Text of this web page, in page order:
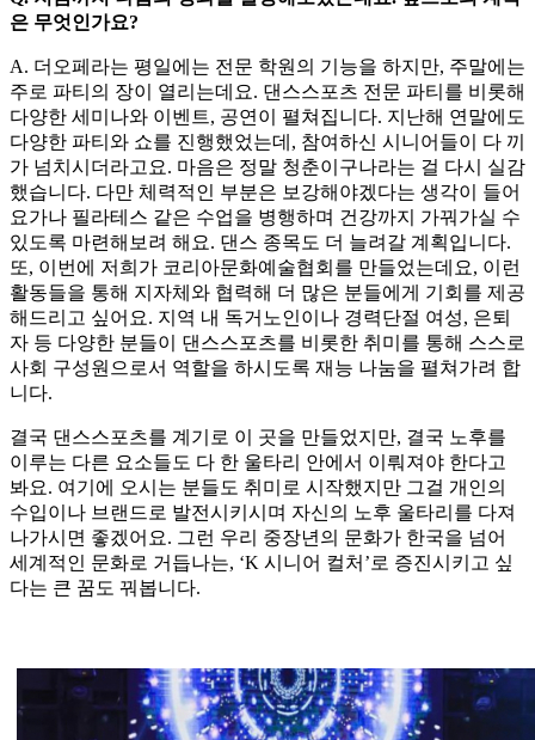
은 무엇인가요?
A. 더오페라는 평일에는 전문 학원의 기능을 하지만, 주말에는
주로 파티의 장이 열리는데요. 댄스스포츠 전문 파티를 비롯해
다양한 세미나와 이벤트, 공연이 펼쳐집니다. 지난해 연말에도
다양한 파티와 쇼를 진행했었는데, 참여하신 시니어들이 다 끼
가 넘치시더라고요. 마음은 정말 청춘이구나라는 걸 다시 실감
했습니다. 다만 체력적인 부분은 보강해야겠다는 생각이 들어
요가나 필라테스 같은 수업을 병행하며 건강까지 가꿔가실 수
있도록 마련해보려 해요. 댄스 종목도 더 늘려갈 계획입니다.
또, 이번에 저희가 코리아문화예술협회를 만들었는데요, 이런
활동들을 통해 지자체와 협력해 더 많은 분들에게 기회를 제공
해드리고 싶어요. 지역 내 독거노인이나 경력단절 여성, 은퇴
자 등 다양한 분들이 댄스스포츠를 비롯한 취미를 통해 스스로
사회 구성원으로서 역할을 하시도록 재능 나눔을 펼쳐가려 합
니다.
결국 댄스스포츠를 계기로 이 곳을 만들었지만, 결국 노후를
이루는 다른 요소들도 다 한 울타리 안에서 이뤄져야 한다고
봐요. 여기에 오시는 분들도 취미로 시작했지만 그걸 개인의
수입이나 브랜드로 발전시키시며 자신의 노후 울타리를 다져
나가시면 좋겠어요. 그런 우리 중장년의 문화가 한국을 넘어
세계적인 문화로 거듭나는, ‘K 시니어 컬처’로 증진시키고 싶
다는 큰 꿈도 꿔봅니다.